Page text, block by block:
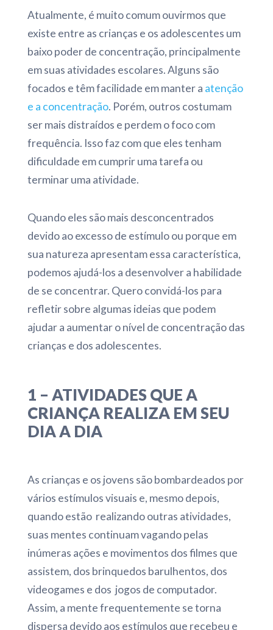
Atualmente, é muito comum ouvirmos que
existe entre as crianças e os adolescentes um
baixo poder de concentração, principalmente
em suas atividades escolares. Alguns são
focados e têm facilidade em manter a atenção
e a concentração. Porém, outros costumam
ser mais distraídos e perdem o foco com
frequência. Isso faz com que eles tenham
dificuldade em cumprir uma tarefa ou
terminar uma atividade.
Quando eles são mais desconcentrados
devido ao excesso de estímulo ou porque em
sua natureza apresentam essa característica,
podemos ajudá-los a desenvolver a habilidade
de se concentrar. Quero convidá-los para
refletir sobre algumas ideias que podem
ajudar a aumentar o nível de concentração das
crianças e dos adolescentes.
1 – ATIVIDADES QUE A
CRIANÇA REALIZA EM SEU
DIA A DIA
As crianças e os jovens são bombardeados por
vários estímulos visuais e, mesmo depois,
quando estão realizando outras atividades,
suas mentes continuam vagando pelas
inúmeras ações e movimentos dos filmes que
assistem, dos brinquedos barulhentos, dos
videogames e dos jogos de computador.
Assim, a mente frequentemente se torna
dispersa devido aos estímulos que recebeu e